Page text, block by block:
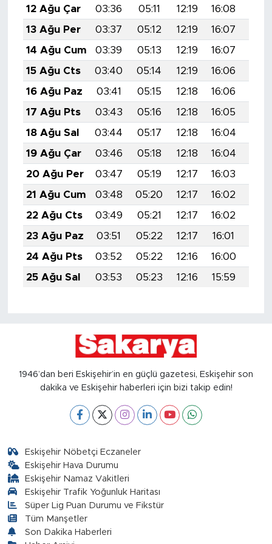
12 Ağu Çar
03:36 05:11 12:19 16:08
13 Ağu Per
03:37 05:12 12:19 16:07
14 Ağu Cum
03:39 05:13 12:19 16:07
15 Ağu Cts
03:40 05:14 12:19 16:06
16 Ağu Paz
03:41 05:15 12:18 16:06
17 Ağu Pts
03:43 05:16 12:18 16:05
18 Ağu Sal
03:44 05:17 12:18 16:04
19 Ağu Çar
03:46 05:18 12:18 16:04
20 Ağu Per
03:47 05:19 12:17 16:03
21 Ağu Cum
03:48 05:20 12:17 16:02
22 Ağu Cts
03:49 05:21 12:17 16:02
23 Ağu Paz
03:51 05:22 12:17 16:01
24 Ağu Pts
03:52 05:22 12:16 16:00
25 Ağu Sal
03:53 05:23 12:16 15:59
1946’dan beri Eskişehir’in en güçlü gazetesi, Eskişehir son
dakika ve Eskişehir haberleri için bizi takip edin!
Eskişehir Nöbetçi Eczaneler
Eskişehir Hava Durumu
Eskişehir Namaz Vakitleri
Eskişehir Trafik Yoğunluk Haritası
Süper Lig Puan Durumu ve Fikstür
Tüm Manşetler
Son Dakika Haberleri